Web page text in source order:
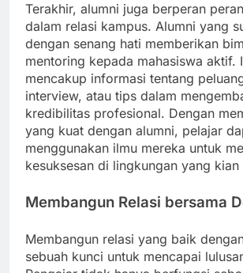
Terakhir, alumni juga berperan
dalam relasi kampus. Alumni yang
dengan senang hati memberikan
mentoring kepada mahasiswa aktif.
mencakup informasi tentang
interview, atau tips dalam
kredibilitas profesional. Dengan
yang kuat dengan alumni, pelajar
menggunakan ilmu mereka untuk
kesuksesan di lingkungan yang
Membangun Relasi bersama
Membangun relasi yang baik
sebuah kunci untuk mencapai